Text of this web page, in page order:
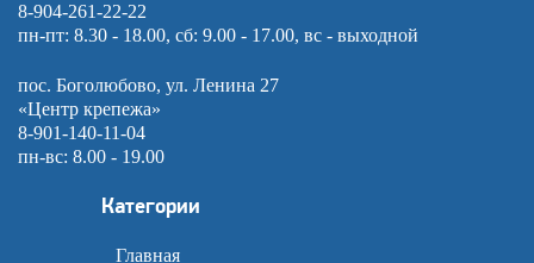
8-904-261-22-22
пн-пт: 8.30 - 18.00, сб: 9.00 - 17.00, вс - выходной
пос. Боголюбово, ул. Ленина 27
«Центр крепежа»
8-901-140-11-04
пн-вс: 8.00 - 19.00
Категории
Главная